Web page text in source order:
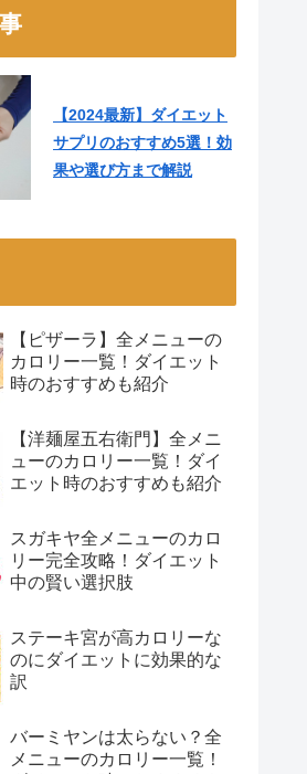
【2024最新】ダイエット
サプリのおすすめ5選！効
果や選び方まで解説
【ピザーラ】全メニューの
カロリー一覧！ダイエット
時のおすすめも紹介
【洋麺屋五右衛門】全メニ
ューのカロリー一覧！ダイ
エット時のおすすめも紹介
スガキヤ全メニューのカロ
リー完全攻略！ダイエット
中の賢い選択肢
ステーキ宮が高カロリーな
のにダイエットに効果的な
訳
バーミヤンは太らない？全
メニューのカロリー一覧！